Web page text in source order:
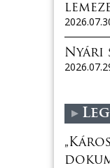
Nyári